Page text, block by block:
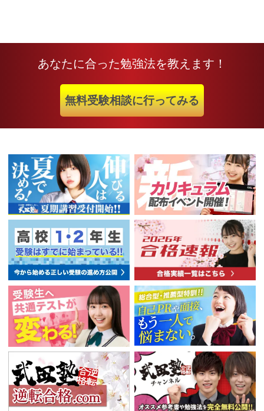
あなたに合った勉強法を教えます！
無料受験相談に行ってみる